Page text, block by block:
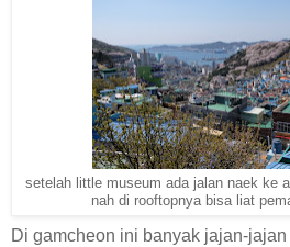
setelah little museum ada jalan naek ke
nah di rooftopnya bisa liat
Di gamcheon ini banyak jajan-